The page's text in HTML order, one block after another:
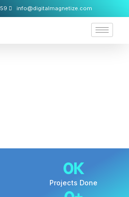
info@digitalmagnetize.com
Projects Done
0K